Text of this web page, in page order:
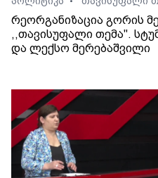
რეორგანიზაცია გორის
,,თავისუფალი თემა".
და ლექსო მერებაშვილი